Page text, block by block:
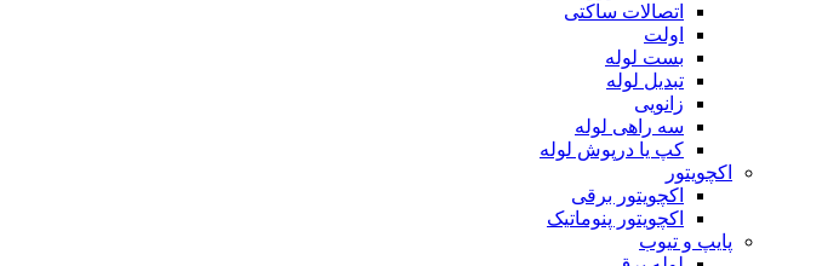
اتصالات ساکتی
اولت
بست لوله
تبدیل لوله
زانویی
سه راهی لوله
کپ یا درپوش لوله
اکچویتور
اکچویتور برقی
اکچویتور پنوماتیک
پایپ و تیوب